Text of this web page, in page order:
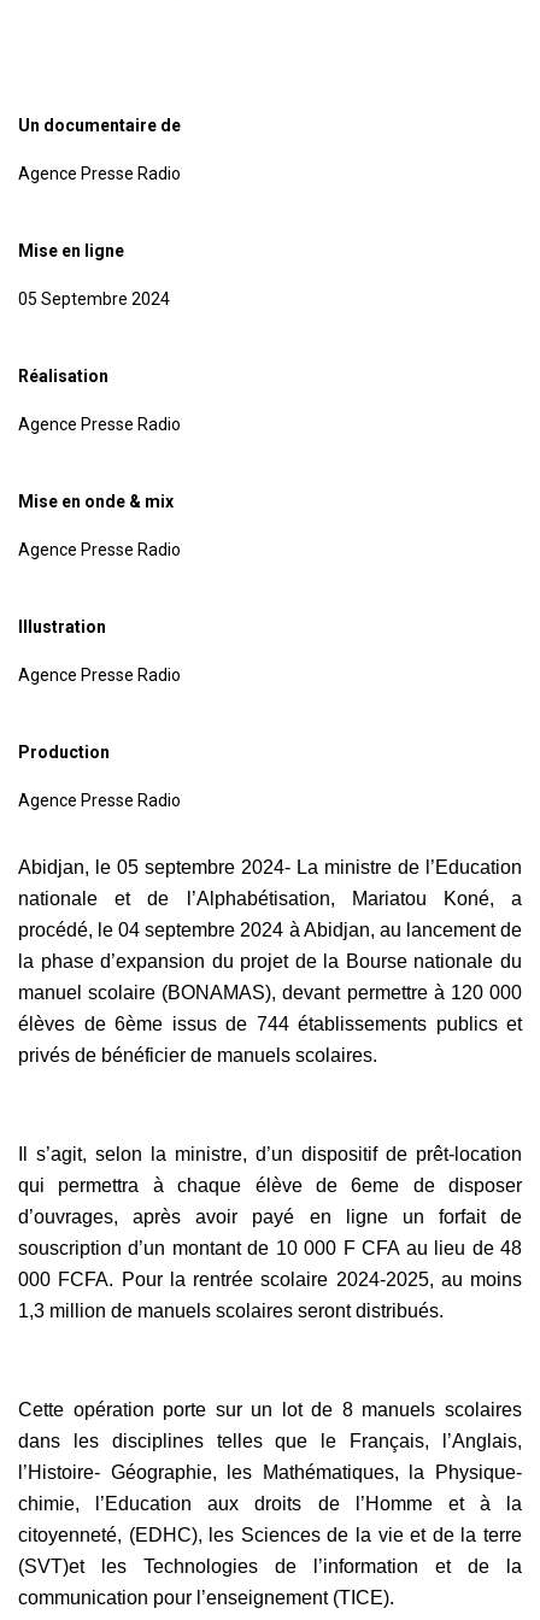
Un documentaire de
Agence Presse Radio
Mise en ligne
05 Septembre 2024
Réalisation
Agence Presse Radio
Mise en onde & mix
Agence Presse Radio
Illustration
Agence Presse Radio
Production
Agence Presse Radio
Abidjan, le 05 septembre 2024- La ministre de l’Education
nationale et de l’Alphabétisation, Mariatou Koné, a
procédé, le 04 septembre 2024 à Abidjan, au lancement de
la phase d’expansion du projet de la Bourse nationale du
manuel scolaire (BONAMAS), devant permettre à 120 000
élèves de 6ème issus de 744 établissements publics et
privés de bénéficier de manuels scolaires.
Il s’agit, selon la ministre, d’un dispositif de prêt-location
qui permettra à chaque élève de 6eme de disposer
d’ouvrages, après avoir payé en ligne un forfait de
souscription d’un montant de 10 000 F CFA au lieu de 48
000 FCFA. Pour la rentrée scolaire 2024-2025, au moins
1,3 million de manuels scolaires seront distribués.
Cette opération porte sur un lot de 8 manuels scolaires
dans les disciplines telles que le Français, l’Anglais,
l’Histoire- Géographie, les Mathématiques, la Physique-
chimie, l’Education aux droits de l’Homme et à la
citoyenneté, (EDHC), les Sciences de la vie et de la terre
(SVT)et les Technologies de l’information et de la
communication pour l’enseignement (TICE).